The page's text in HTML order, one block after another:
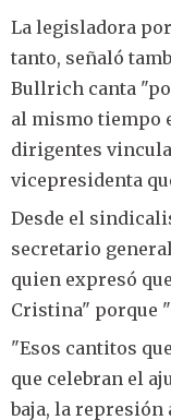
La legisladora
tanto, señaló
Bullrich canta
al mismo tiempo
dirigentes
vicepresidenta
Desde el
secretario
quien expresó
Cristina" porque
"Esos cantitos
que celebran el
baja, la represión